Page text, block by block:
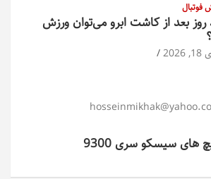
فوتبال
بعد از کاشت ابرو می‌توان ورزش
های سیسکو سری 9300